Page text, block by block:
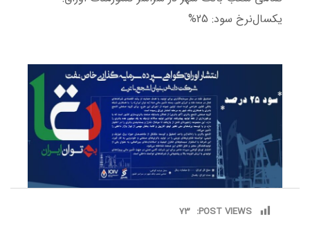
یکسالنرخ سود: 25%
POST VIEWS:
73